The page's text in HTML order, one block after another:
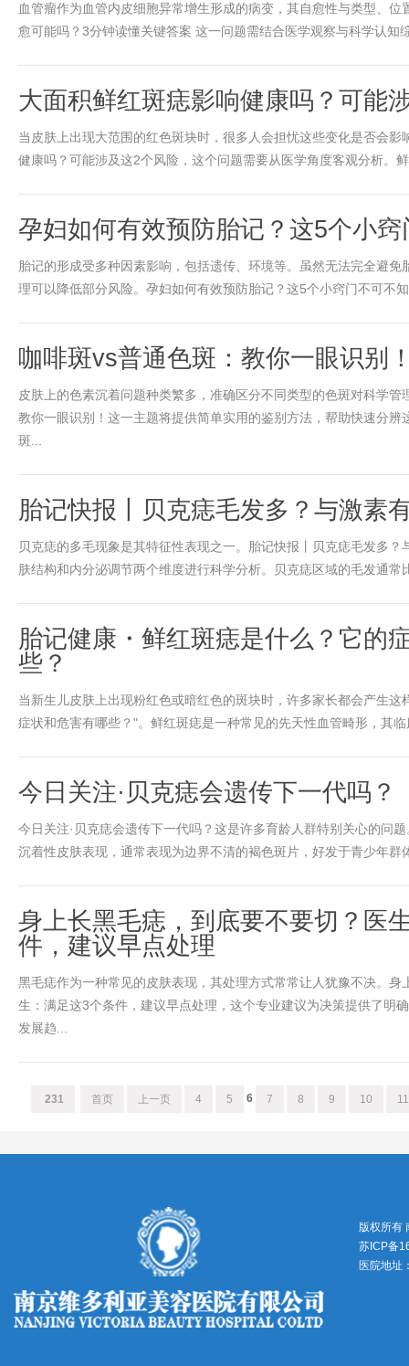
血管瘤作为血管内皮细胞异常增生形成的病变，其自愈性与类型、
愈可能吗？3分钟读懂关键答案 这一问题需结合医学观察与科学认知
大面积鲜红斑痣影响健康吗？可能
当皮肤上出现大范围的红色斑块时，很多人会担忧这些变化是否会影
健康吗？可能涉及这2个风险​​，这个问题需要从医学角度客观分析。
孕妇如何有效预防胎记？这5个小
胎记的形成受多种因素影响，包括遗传、环境等。​​虽然无法完全避
理可以降低部分风险​​。​​孕妇如何有效预防胎记？这5个小窍门不可不
咖啡斑vs普通色斑：教你一眼识别
皮肤上的色素沉着问题种类繁多，准确区分不同类型的色斑对科学
教你一眼识别！​​这一主题将提供简单实用的鉴别方法，帮助快速分辨
斑...
胎记快报丨贝克痣毛发多？与激素
贝克痣的多毛现象是其特征性表现之一。​​胎记快报丨贝克痣毛发多
肤结构和内分泌调节两个维度进行科学分析。​​贝克痣区域的毛发通常
胎记健康・鲜红斑痣是什么？它的
些？
当新生儿皮肤上出现粉红色或暗红色的斑块时，许多家长都会产生这
症状和危害有哪些？"​​。鲜红斑痣是一种常见的先天性血管畸形，其
今日关注·贝克痣会遗传下一代吗？
今日关注·贝克痣会遗传下一代吗？​​这是许多育龄人群特别关心的问
沉着性皮肤表现，通常表现为边界不清的褐色斑片，好发于青少年群
身上长黑毛痣，到底要不要切？医
件，建议早点处理
黑毛痣作为一种常见的皮肤表现，其处理方式常常让人犹豫不决。​​身
生：满足这3个条件，建议早点处理，这个专业建议为决策提供了明
发展趋...
231 首页 上一页 4 5 6 7 8 9 10 11
版权所有
苏ICP备
医院地址